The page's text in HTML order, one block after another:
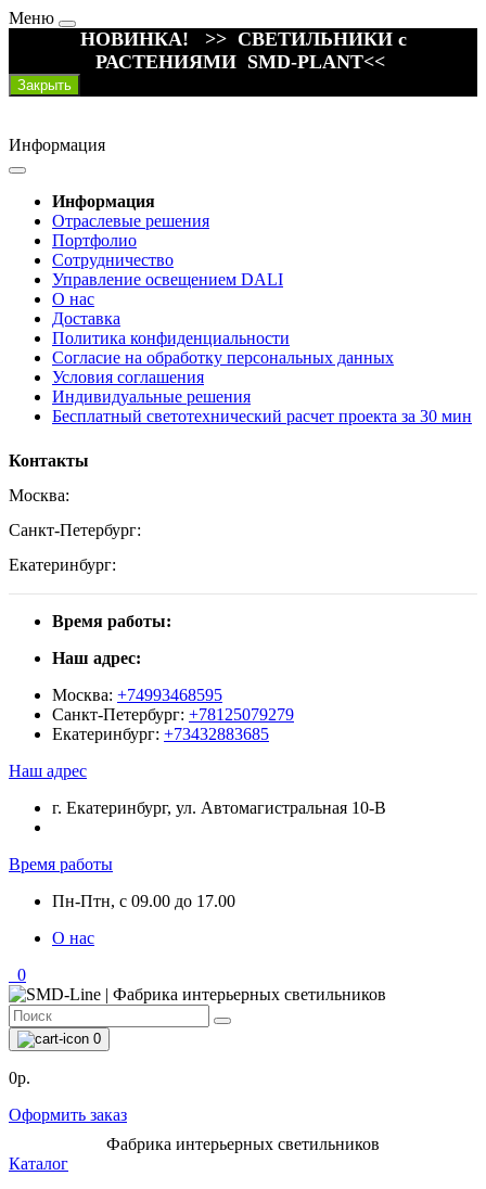
Меню
НОВИНКА! >> СВЕТИЛЬНИКИ с
РАСТЕНИЯМИ SMD-PLANT<<
Закрыть
Информация
Информация
Отраслевые решения
Портфолио
Сотрудничество
Управление освещением DALI
О нас
Доставка
Политика конфиденциальности
Согласие на обработку персональных данных
Условия соглашения
Индивидуальные решения
Бесплатный светотехнический расчет проекта за 30 мин
Контакты
Москва:
Санкт-Петербург:
Екатеринбург:
Время работы:
Наш адрес:
Москва: +74993468595
Санкт-Петербург: +78125079279
Екатеринбург: +73432883685
Наш адрес
г. Екатеринбург, ул. Автомагистральная 10-В
Время работы
Пн-Птн, с 09.00 до 17.00
О нас
0
0
0р.
Оформить заказ
Фабрика интерьерных светильников
Каталог